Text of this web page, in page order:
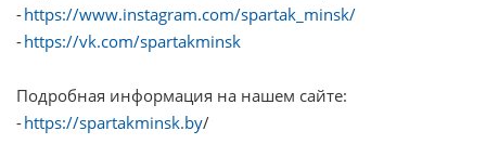
-https://www.instagram.com/spartak_minsk/
-https://vk.com/spartakminsk
Подробная информация на нашем сайте:
-https://spartakminsk.by/